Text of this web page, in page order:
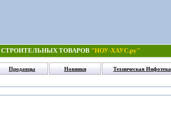
ТОВАРОВ "НОУ-ХАУС.ру"
Продавцы Новинки Техническая Инфотека